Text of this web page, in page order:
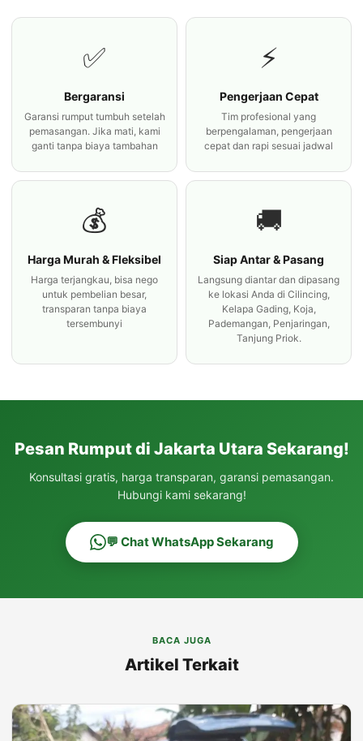
✅
Bergaransi
Garansi rumput tumbuh setelah
pemasangan. Jika mati, kami
ganti tanpa biaya tambahan
⚡
Pengerjaan Cepat
Tim profesional yang
berpengalaman, pengerjaan
cepat dan rapi sesuai jadwal
💰
Harga Murah & Fleksibel
Harga terjangkau, bisa nego
untuk pembelian besar,
transparan tanpa biaya
tersembunyi
🚚
Siap Antar & Pasang
Langsung diantar dan dipasang
ke lokasi Anda di Cilincing,
Kelapa Gading, Koja,
Pademangan, Penjaringan,
Tanjung Priok.
Pesan Rumput di Jakarta Utara Sekarang!
Konsultasi gratis, harga transparan, garansi pemasangan.
Hubungi kami sekarang!
💬 Chat WhatsApp Sekarang
BACA JUGA
Artikel Terkait